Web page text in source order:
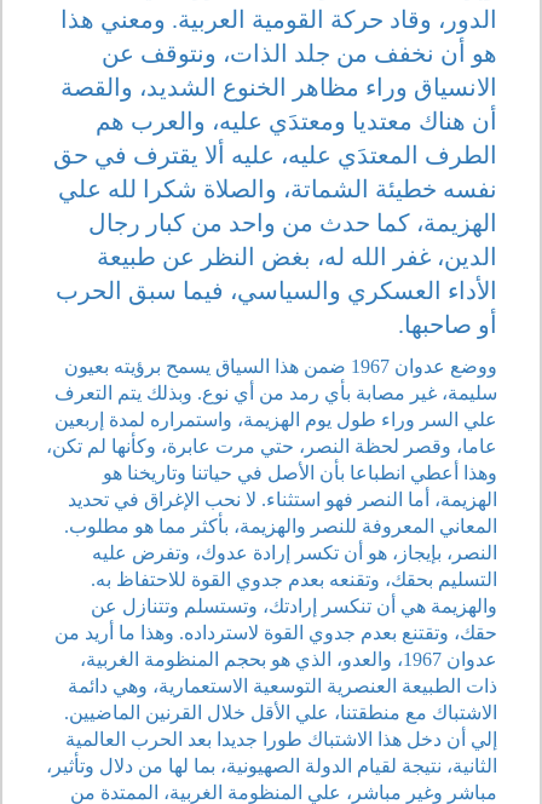
الدور، وقاد حركة القومية العربية. ومعني هذا
هو أن نخفف من جلد الذات، ونتوقف عن
الانسياق وراء مظاهر الخنوع الشديد، والقصة
أن هناك معتديا ومعتدَي عليه، والعرب هم
الطرف المعتدَي عليه، عليه ألا يقترف في حق
نفسه خطيئة الشماتة، والصلاة شكرا لله علي
الهزيمة، كما حدث من واحد من كبار رجال
الدين، غفر الله له، بغض النظر عن طبيعة
الأداء العسكري والسياسي، فيما سبق الحرب
أو صاحبها.
ووضع عدوان 1967 ضمن هذا السياق يسمح برؤيته بعيون
سليمة، غير مصابة بأي رمد من أي نوع. وبذلك يتم التعرف
علي السر وراء طول يوم الهزيمة، واستمراره لمدة إربعين
عاما، وقصر لحظة النصر، حتي مرت عابرة، وكأنها لم تكن،
وهذا أعطي انطباعا بأن الأصل في حياتنا وتاريخنا هو
الهزيمة، أما النصر فهو استثناء. لا نحب الإغراق في تحديد
المعاني المعروفة للنصر والهزيمة، بأكثر مما هو مطلوب.
النصر، بإيجاز، هو أن تكسر إرادة عدوك، وتفرض عليه
التسليم بحقك، وتقنعه بعدم جدوي القوة للاحتفاظ به.
والهزيمة هي أن تنكسر إرادتك، وتستسلم وتتنازل عن
حقك، وتقتنع بعدم جدوي القوة لاسترداده. وهذا ما أريد من
عدوان 1967، والعدو، الذي هو بحجم المنظومة الغربية،
ذات الطبيعة العنصرية التوسعية الاستعمارية، وهي دائمة
الاشتباك مع منطقتنا، علي الأقل خلال القرنين الماضيين.
إلي أن دخل هذا الاشتباك طورا جديدا بعد الحرب العالمية
الثانية، نتيجة لقيام الدولة الصهيونية، بما لها من دلال وتأثير،
مباشر وغير مباشر، علي المنظومة الغربية، الممتدة من